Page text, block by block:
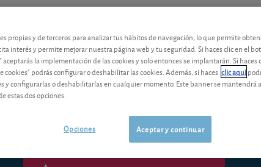
2 min.
Clima bursátil: la política
Los resultados de la cumbre europea
propias y de terceros para analizar tus hábitos de navegación, lo que permite
interés y permite mejorar nuestra página web y tu seguridad. Si haces clic en el
aceptarás la implementación de las cookies y solo entonces se implantarán. Si haces
cookies" podrás configurar o deshabilitar las cookies. Además, si haces clic aquí
y configurarlas o deshabilitarlas en cualquier momento. Este banner se mantendrá
estas dos opciones.
Aceptar y continuar
Opciones